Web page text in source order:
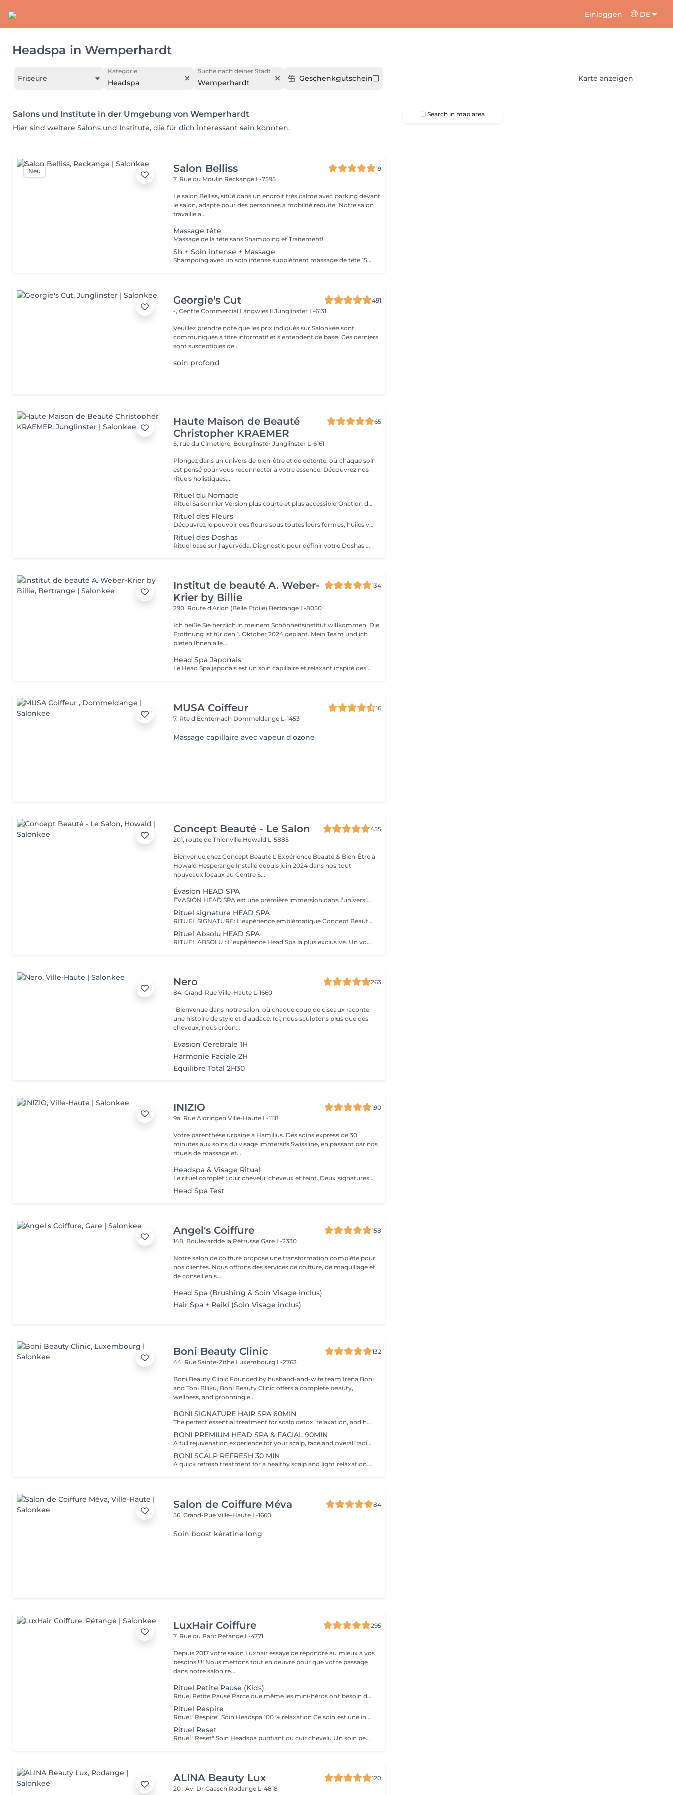
Einloggen DE
Headspa in Wemperhardt
Friseure
Kategorie
Headspa
Suche nach deiner Stadt
Wemperhardt Geschenkgutschein Karte anzeigen
Salons und Institute in der Umgebung von Wemperhardt
Hier sind weitere Salons und Institute, die für dich interessant sein könnten.
Neu Salon Belliss
19
7, Rue du Moulin Reckange L-7595
Le salon Belliss, situé dans un endroit très calme avec parking devant
le salon, adapté pour des personnes à mobilité réduite. Notre salon
travaille a...
Massage tête
Massage de la tête sans Shampoing et Traitement!
Sh + Soin intense + Massage
Shampoing avec un soin intense supplément massage de tête 15min séchage inclus!
Georgie's Cut
491
-, Centre Commercial Langwies llJunglinster L-6131
Veuillez prendre note que les prix indiqués sur Salonkee sont
communiqués à titre informatif et s'entendent de base. Ces derniers
sont susceptibles de...
soin profond
Haute Maison de Beauté
Christopher KRAEMER
65
5, rue du Cimetière, BourglinsterJunglinster L-6161
Plongez dans un univers de bien-être et de détente, où chaque soin
est pensé pour vous reconnecter à votre essence. Découvrez nos
rituels holistiques,...
Rituel du Nomade
Rituel Saisonnier Version plus courte et plus accessible Onction d'huile d'aloès-vera-argan-dattier, gommage aux pépins de fraise et poudre d'ananas, cataplasme au rhassoul, bain de vapeur citron vert-menthe, shampooing citron vert-lavande-ylang-ylang, masque Néroli-ciste ladanifère-menthe avec massage de la tête, cascade, pulvérisation faciale hydrolat de fleur d'oranger
Rituel des Fleurs
Découvrez le pouvoir des fleurs sous toutes leurs formes, huiles végétales, essentielles, infusions etc Un moment de poésie, qui vous laissera sans voix.. Véritable moment de relaxation complète. Sauna infrarouge, Massage shiatsu, bol d'air jacquier, douche. Onction d'huiles précieuses, hammam crânien, facial et respiratoire, bains rythmés avec méditation guidée, exercices de sophrologie, shampooing, pose de masque et massage crânien, rituel de la cascade, rinçage à l'infusion de plantes et pulvérisation faciale aux hydrolats qui clôturent le soin. Ne comprend pas le séchage des cheveux.
Rituel des Doshas
Rituel basé sur l'ayurvéda. Diagnostic pour définir votre Doshas dominant afin de le rééquilibrer En plus des rituels complets -Diagnostic -Application d'huiles chaudes -Application cataplasmes ayurvédiques (cuir chevelu & cheveux)
Institut de beauté A. Weber-
Krier by Billie
134
290, Route d'Arlon (Belle Etoile) Bertrange L-8050
Ich heiße Sie herzlich in meinem Schönheitsinstitut willkommen. Die
Eröffnung ist für den 1. Oktober 2024 geplant. Mein Team und ich
bieten Ihnen alle...
Head Spa Japonais
Le Head Spa japonais est un soin capillaire et relaxant inspiré des rituels de bien-être japonais. Alliant techniques de massage du cuir chevelu, soins purifiants et hydratants, il cible à la fois la santé des cheveux et l'apaisement de l'esprit. Grâce à des mouvements précis et à des produits naturels, ce rituel libère les tensions, améliore la circulation sanguine et stimule la croissance capillaire. Idéal pour ceux qui recherchent un moment de détente profonde et des cheveux revitalisés, le Head Spa japonais apporte fraîcheur, équilibre et éclat des racines aux pointes.
MUSA Coiffeur
16
7, Rte d'Echternach Dommeldange L-1453
Massage capillaire avec vapeur d'ozone
Concept Beauté - Le Salon
455
201, route de Thionville Howald L-5885
Bienvenue chez Concept Beauté L'Expérience Beauté & Bien-Être à
Howald Hesperange Installé depuis juin 2024 dans nos tout
nouveaux locaux au Centre S...
Évasion HEAD SPA
EVASION HEAD SPA est une première immersion dans l'univers du Head Spa. Ce rituel découverte vous invite à relâcher les tensions accumulées grâce à un massage du cuir chevelu associé à une expérience sensorielle autour de l'eau et à un soin adapté. Idéal pour découvrir les bienfaits du Head Spa et s'offrir un véritable moment de détente. Coiffage ou brushing inclus. DECOUVREZ NOTRE UNIVERS HEAD SPA, une expérience unique alliant relaxation profonde, soin du cuir chevelu et beauté du cheveu. Inspirés des rituels de bien-être japonais, nos soins Head Spa sont conçus pour procurer un véritable moment de déconnexion tout en prenant soin de vos cheveux et de votre cuir chevelu. Chaque rituel associe des techniques de massage relaxantes, un travail autour de l'eau, des soins professionnels adaptés et se termine par un coiffage ou un brushing afin que vous repartiez détendue et sublimée. Accordez-vous une parenthèse hors du temps et choisissez le rituel qui correspond à vos envies.
Rituel signature HEAD SPA
RITUEL SIGNATURE: L'expérience emblématique Concept Beauté. Un rituel complet alliant bien-être, soin du cuir chevelu, beauté du cheveu et coiffage personnalisé. DECOUVREZ NOTRE UNIVERS HEAD SPA, une expérience unique alliant relaxation profonde, soin du cuir chevelu et beauté du cheveu. Inspirés des rituels de bien-être japonais, nos soins Head Spa sont conçus pour procurer un véritable moment de déconnexion tout en prenant soin de vos cheveux et de votre cuir chevelu. Chaque rituel associe des techniques de massage relaxantes, un travail autour de l'eau, des soins professionnels adaptés et se termine par un coiffage ou un brushing afin que vous repartiez détendue et sublimée. Accordez-vous une parenthèse hors du temps et choisissez le rituel qui correspond à vos envies.
Rituel Absolu HEAD SPA
RITUEL ABSOLU : L'expérience Head Spa la plus exclusive. Un voyage sensoriel profond associant relaxation intense, soins experts et mise en beauté complète des cheveux. DECOUVREZ NOTRE UNIVERS HEAD SPA, une expérience unique alliant relaxation profonde, soin du cuir chevelu et beauté du cheveu. Inspirés des rituels de bien-être japonais, nos soins Head Spa sont conçus pour procurer un véritable moment de déconnexion tout en prenant soin de vos cheveux et de votre cuir chevelu. Chaque rituel associe des techniques de massage relaxantes, un travail autour de l'eau, des soins professionnels adaptés et se termine par un coiffage ou un brushing afin que vous repartiez détendue et sublimée. Accordez-vous une parenthèse hors du temps et choisissez le rituel qui correspond à vos envies.
Nero
263
84, Grand-RueVille-Haute L-1660
"Bienvenue dans notre salon, où chaque coup de ciseaux raconte
une histoire de style et d'audace. Ici, nous sculptons plus que des
cheveux, nous créon...
Evasion Cerebrale 1H
Harmonie Faciale 2H
Equilibre Total 2H30
INIZIO
190
9a, Rue AldringenVille-Haute L-1118
Votre parenthèse urbaine à Hamilius. Des soins express de 30
minutes aux soins du visage immersifs Swissline, en passant par nos
rituels de massage et...
Headspa & Visage Ritual
Le rituel complet : cuir chevelu, cheveux et teint. Deux signatures suisse-italienne, une cabine privée. Deux heures de bien-être complet, qui réunissent nos deux rituels signatures dans la même cabine privée. La séance s'ouvre par le rituel headspa complet de 90 minutes diagnostic personnalisé du cuir chevelu, protocole en quatre étapes avec Hylis, la marque professionnelle italienne créée à Trévise puis se prolonge par un soin du visage sur mesure avec Swissline, la maison de skincare suisse fondée en 1989, célébrée dans le monde entier pour ses formules à base de collagène dédiées à la longévité de la peau, en exclusivité chez Inizio au Luxembourg. Deux traditions scientifiques, deux collaborations exclusives, un seul moment continu de restauration. La séance se conclut par un brushing soigné. Notre expérience bien-être la plus complète, pensée pour celles et ceux qui souhaitent vraiment sortir du rythme du quotidien. Inclus : rituel headspa Hylis complet, soin du visage Swissline personnalisé, brushing.
Head Spa Test
Angel's Coiffure
158
148, Boulevardde la PétrusseGare L-2330
Notre salon de coiffure propose une transformation complète pour
nos clientes. Nous offrons des services de coiffure, de maquillage et
de conseil en s...
Head Spa (Brushing & Soin Visage inclus)
Hair Spa + Reiki (Soin Visage inclus)
Boni Beauty Clinic
132
44, Rue Sainte-Zithe Luxembourg L-2763
Boni Beauty Clinic Founded by husband-and-wife team Irena Boni
and Toni Blliku, Boni Beauty Clinic offers a complete beauty,
wellness, and grooming e...
BONI SIGNATURE HAIR SPA 60MIN
The perfect essential treatment for scalp detox, relaxation, and hair vitality. Scalp Analysis (Becon Pro Camera) Microbubble Scalp Cleansing Rootonix Scalp Treatment Aromatherapy Ritual Scalp Massage Blow Dry Optional Add-Ons Available Enhance your Head Spa experience with our optional add-on treatments: Scalp Ampoule Booster €15 Neck & Shoulder Massage (15 min) €20 Steam Therapy €15 Hair Styling Straight or Wavy Finish €20 Hand Massage (15 min) €20 These add-on services can be combined with any Head Spa treatment for an even more personalized and relaxing experience.
BONI PREMIUM HEAD SPA & FACIAL 90MIN
A full rejuvenation experience for your scalp, face and overall radiance. Scalp Analysis (Becon Pro Camera) Microbubble Scalp Cleansing Rootonix Scalp & Hair Treatment Steam & Mist Infusion Scalp Massage Customized Facial Blow Dry INCLUDES FACIAL
BONI SCALP REFRESH 30 MIN
A quick refresh treatment for a healthy scalp and light relaxation. -Scalp Analysis (Becon Pro Camera) -Microbubble Scalp Cleansing -Scalp Massage -Blow Dry
Salon de Coiffure Méva
84
56, Grand-RueVille-Haute L-1660
Soin boost kératine long
LuxHair Coiffure
295
7, Rue du Parc Pétange L-4771
Depuis 2017 votre salon Luxhair essaye de répondre au mieux à vos
besoins !!!! Nous mettons tout en oeuvre pour que votre passage
dans notre salon re...
Rituel Petite Pause (Kids)
Rituel Petite Pause Parce que même les mini-héros ont besoin de souffler ! Un moment tout doux pour que les enfants apprennent à se poser, se détendre et dire bye-bye au stress (même petit !). Avec un massage câlin du cuir chevelu, des papouilles légères et un soin tout frais pour des cheveux qui sentent bon la liberté. Un soin rigolo et relax, parfait pour que les petits se sentent comme des champions du chill ! Bienfaits : détente garantie, cuir chevelu tout propre, et surtout, plein de sourires ! Durée : 45 min Séchage naturel offert en fin de soin.
Rituel Respire
Rituel "Respire" Soin Headspa 100 % relaxation Ce soin est une invitation à lâcher prise. À travers un massage crânien lent, fluide et profond, les tensions accumulées s'évanouissent, les pensées s'apaisent, le corps se relâche. La gestuelle est inspirée des techniques japonaises de relaxation, pour favoriser la circulation et éveiller une sensation de calme intérieur immédiat. Bienfaits : apaisement du système nerveux, relâchement musculaire, sensation de légèreté mentale. 1h15 brushing ou séchage naturel offert en fin de soin.
Rituel Reset
Rituel "Reset" Soin Headspa purifiant du cuir chevelu Un soin pensé comme un redémarrage. Grâce à une gestuelle précise et des produits détoxifiants, ce rituel libère le cuir chevelu des toxines, impuretés et excès de sébum. Il relance la microcirculation, apporte une vraie sensation de fraîcheur et rééquilibre le terrain capillaire. Idéal pour retrouver un cuir chevelu sain et réactiver la vitalité naturelle des cheveux. Bienfaits : nettoyage profond, sensation de légèreté, meilleure oxygénation, base saine pour la repousse. 1h30 Diagnostic personnalisé + brushing ou séchage naturel inclus.
ALINA Beauty Lux
120
20 , Av. Dr Gaasch Rodange L-4818
Search in map area